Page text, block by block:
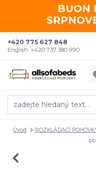
BUON
+420 775 627 848
English: +420 737 380 990
Úvod ROZKLÁDACÍ